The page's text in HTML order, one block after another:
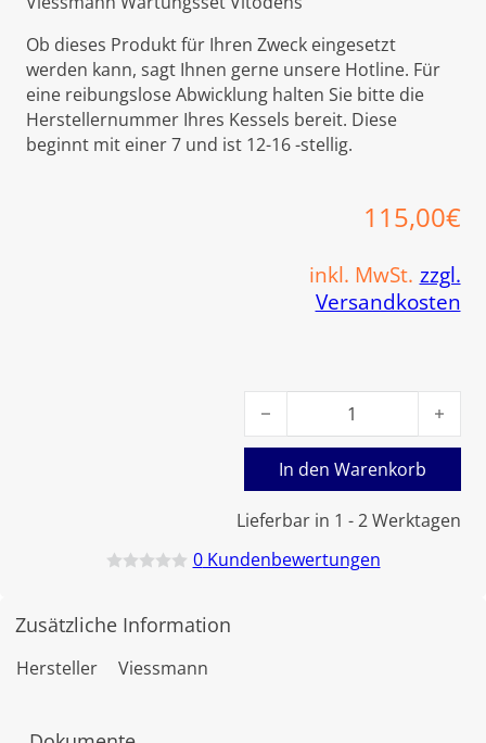
Ob dieses Produkt für Ihren Zweck eingesetzt
werden kann, sagt Ihnen gerne unsere Hotline. Für
eine reibungslose Abwicklung halten Sie bitte die
Herstellernummer Ihres Kessels bereit. Diese
beginnt mit einer 7 und ist 12-16 -stellig.
115,00€
inkl. MwSt. zzgl.
Versandkosten
Lieferbar in 1 - 2 Werktagen
Viessmann Wartungsset
In den Warenkorb
e
t
0Kundenbewertungen
Zusätzliche Information
Hersteller Viessmann